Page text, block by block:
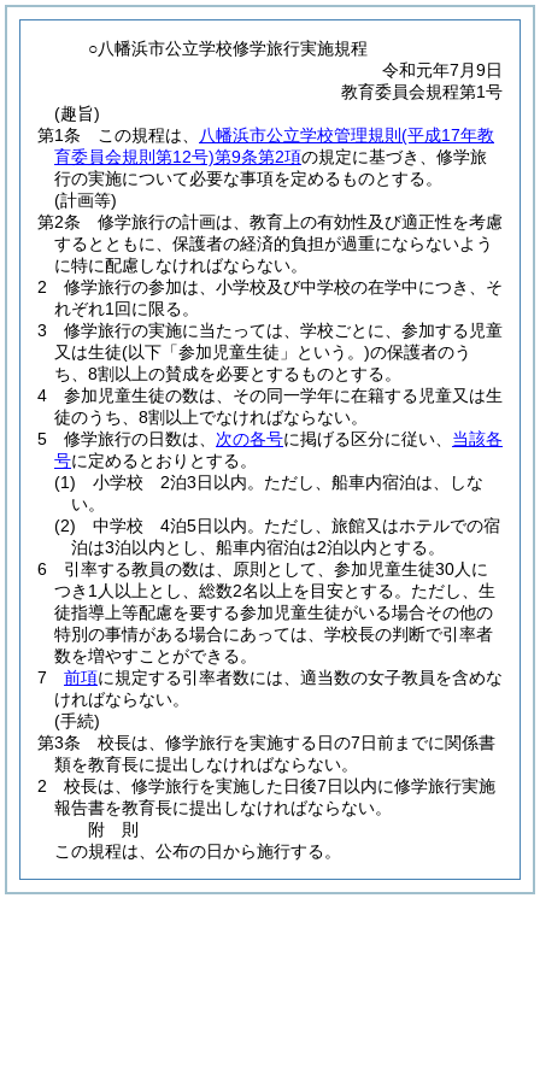
○八幡浜市公立学校修学旅行実施規程
令和元年7月9日
教育委員会規程第1号
(趣旨)
第1条
この規程は、 八幡浜市公立学校管理規則 (平成17年教
育委員会規則第12号)第9条第2項の規定に基づき、修学旅
行の実施について必要な事項を定めるものとする。
(計画等)
第2条
修学旅行の計画は、教育上の有効性及び適正性を考慮
するとともに、保護者の経済的負担が過重にならないよう
に特に配慮しなければならない。
2
修学旅行の参加は、小学校及び中学校の在学中につき、そ
れぞれ1回に限る。
3
修学旅行の実施に当たっては、学校ごとに、参加する児童
又は生徒(以下「参加児童生徒」という。)の保護者のう
ち、8割以上の賛成を必要とするものとする。
4
参加児童生徒の数は、その同一学年に在籍する児童又は生
徒のうち、8割以上でなければならない。
5
修学旅行の日数は、 次の各号に掲げる区分に従い、 当該各
号に定めるとおりとする。
(1)
小学校 2泊3日以内。 ただし、船車内宿泊は、しな
い。
(2)
中学校 4泊5日以内。 ただし、旅館又はホテルでの宿
泊は3泊以内とし、船車内宿泊は2泊以内とする。
6
引率する教員の数は、原則として、参加児童生徒30人に
つき1人以上とし、総数2名以上を目安とする。 ただし、生
徒指導上等配慮を要する参加児童生徒がいる場合その他の
特別の事情がある場合にあっては、学校長の判断で引率者
数を増やすことができる。
7
前項に規定する引率者数には、適当数の女子教員を含めな
ければならない。
(手続)
第3条
校長は、修学旅行を実施する日の7日前までに関係書
類を教育長に提出しなければならない。
2
校長は、修学旅行を実施した日後7日以内に修学旅行実施
報告書を教育長に提出しなければならない。
附 則
この規程は、公布の日から施行する。